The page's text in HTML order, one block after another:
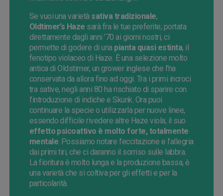
Se vuoi una varietà sativa tradizionale,
Oldtimer’s Haze sarà fra le tue preferite; portata
direttamente dagli anni ’70 ai giorni nostri, ci
permette di godere di una pianta quasi estinta, il
fenotipo violaceo di Haze. È una selezione molto
antica di Oldstimer, un grower inglese che l’ha
conservata da allora fino ad oggi. Tra i primi incroci
tra sative, negli anni 80 ha rischiato di sparire con
l’introduzione di indiche e Skunk. Ora puoi
continuare la specie o utilizzarla per nuove linee,
essendo difficile rivedere altre Haze viola; il suo
effetto psicoattivo è molto forte, totalmente
mentale. Possiamo notare l’eccitazione e l’allegria
dai primi tiri, che ci daranno il sorriso sulle labbra.
La fioritura è molto lunga e la produzione bassa, è
una varietà che si coltiva per gli effetti e per la
particolarità.